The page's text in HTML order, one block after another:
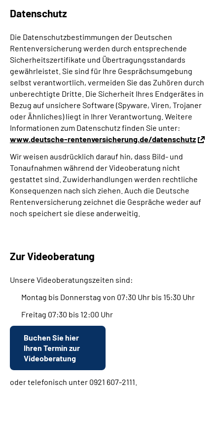
Datenschutz
Die Datenschutzbestimmungen der Deutschen
Rentenversicherung werden durch entsprechende
Sicherheitszertifikate und Übertragungsstandards
gewährleistet. Sie sind für Ihre Gesprächsumgebung
selbst verantwortlich, vermeiden Sie das Zuhören durch
unberechtigte Dritte. Die Sicherheit Ihres Endgerätes in
Bezug auf unsichere Software (Spyware, Viren, Trojaner
oder Ähnliches) liegt in Ihrer Verantwortung. Weitere
Informationen zum Datenschutz finden Sie unter:
www.deutsche-rentenversicherung.de/datenschutz
Wir weisen ausdrücklich darauf hin, dass Bild- und
Tonaufnahmen während der Videoberatung nicht
gestattet sind. Zuwiderhandlungen werden rechtliche
Konsequenzen nach sich ziehen. Auch die Deutsche
Rentenversicherung zeichnet die Gespräche weder auf
noch speichert sie diese anderweitig.
Zur Videoberatung
Unsere Videoberatungszeiten sind:
Montag bis Donnerstag von 07:30 Uhr bis 15:30 Uhr
Freitag 07:30 bis 12:00 Uhr
Buchen Sie hier
Ihren Termin zur
Videoberatung
oder telefonisch unter 0921 607-2111.